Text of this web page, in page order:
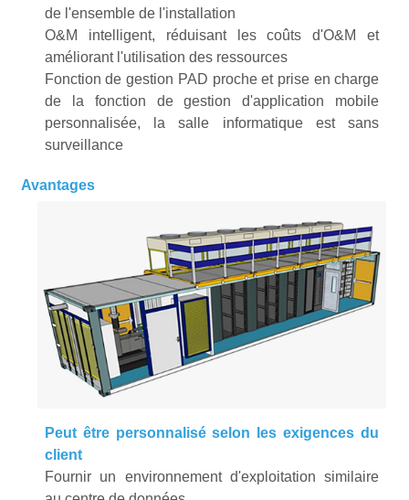
de l'ensemble de l'installation
O&M intelligent, réduisant les coûts d'O&M et
améliorant l'utilisation des ressources
Fonction de gestion PAD proche et prise en charge
de la fonction de gestion d'application mobile
personnalisée, la salle informatique est sans
surveillance
Avantages
Peut être personnalisé selon les exigences du
client
Fournir un environnement d'exploitation similaire